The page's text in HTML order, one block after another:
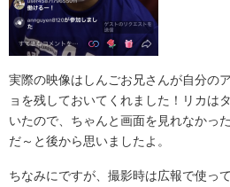
実際の映像はしんごお兄さんが自分の
ョを残しておいてくれました！リカは
いたので、ちゃんと画面を見れなかっ
だ～と後から思いましたよ。
ちなみにですが、撮影時は広報で使っ